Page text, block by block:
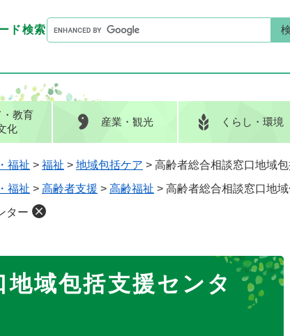
キーワード検索G
o
e
カ
ス
ム
・教育
化
産業 ・観光 くらし ・環境
ド検索
G
o
g
l
ス
タ
検
福祉 > 福祉 > 地域包括ケア > 高齢者総合相談窓口地域
福祉 > 高齢者支援 > 高齢福祉 > 高齢者総合相談窓口地
ター
域包括支援センタ